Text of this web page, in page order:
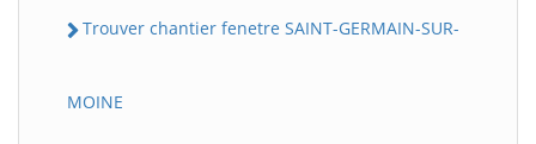
Trouver chantier fenetre SAINT-GERMAIN-SUR-
MOINE